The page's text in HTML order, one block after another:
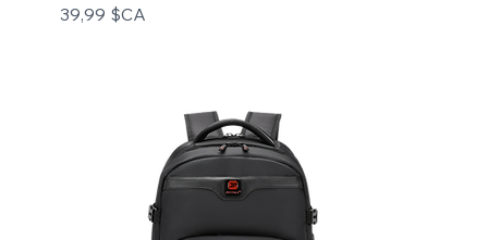
Prix
39,99 $CA